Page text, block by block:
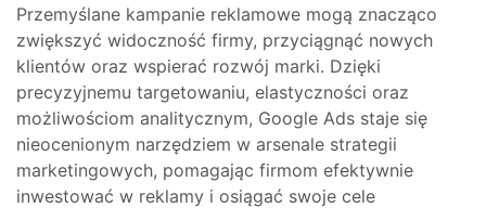
Przemyślane kampanie reklamowe mogą znacząco
zwiększyć widoczność firmy, przyciągnąć nowych
klientów oraz wspierać rozwój marki. Dzięki
precyzyjnemu targetowaniu, elastyczności oraz
możliwościom analitycznym, Google Ads staje się
nieocenionym narzędziem w arsenale strategii
marketingowych, pomagając firmom efektywnie
inwestować w reklamy i osiągać swoje cele